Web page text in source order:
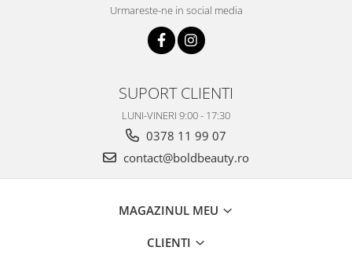
Urmareste-ne in social media
SUPORT CLIENTI
LUNI-VINERI 9:00 - 17:30
0378 11 99 07
contact@boldbeauty.ro
MAGAZINUL MEU
CLIENTI